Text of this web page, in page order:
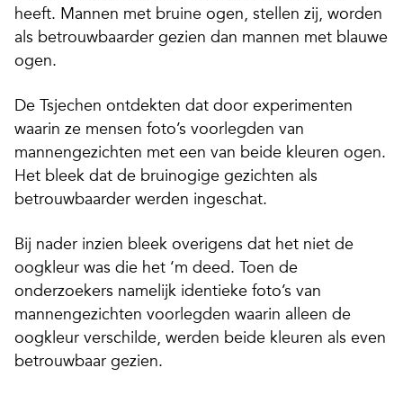
heeft. Mannen met bruine ogen, stellen zij, worden
als betrouwbaarder gezien dan mannen met blauwe
ogen.
De Tsjechen ontdekten dat door experimenten
waarin ze mensen foto’s voorlegden van
mannengezichten met een van beide kleuren ogen.
Het bleek dat de bruinogige gezichten als
betrouwbaarder werden ingeschat.
Bij nader inzien bleek overigens dat het niet de
oogkleur was die het ‘m deed. Toen de
onderzoekers namelijk identieke foto’s van
mannengezichten voorlegden waarin alleen de
oogkleur verschilde, werden beide kleuren als even
betrouwbaar gezien.